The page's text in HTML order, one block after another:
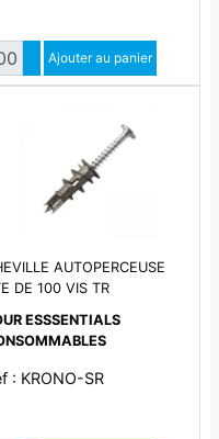
Augmenter quantité
Diminuer quantité
Ajouter au panier
AUTOPERCEUSE
DE 100 VIS TR
ESSSENTIALS
: KRONO-SR